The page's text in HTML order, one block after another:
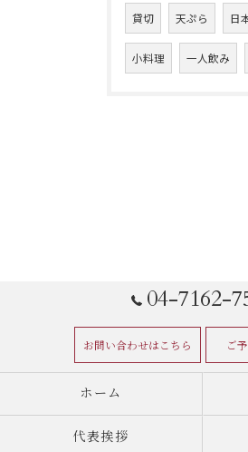
貸切 天ぷら 日
小料理 一人飲み
04-7162-
お問い合わせはこちら ご
ホーム
代表挨拶